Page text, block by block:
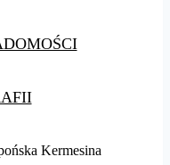
Kermesina